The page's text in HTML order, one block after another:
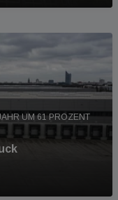
UM 61 PROZENT